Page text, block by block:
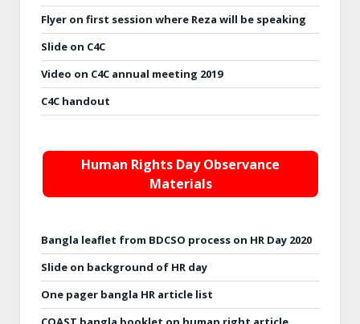
Flyer on first session where Reza will be speaking
Slide on C4C
Video on C4C annual meeting 2019
C4C handout
Human Rights Day Observance
Materials
Bangla leaflet from BDCSO process on HR Day 2020
Slide on background of HR day
One pager bangla HR article list